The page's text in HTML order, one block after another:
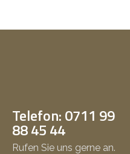
Telefon: 0711 99
88 45 44
Rufen Sie uns gerne an.